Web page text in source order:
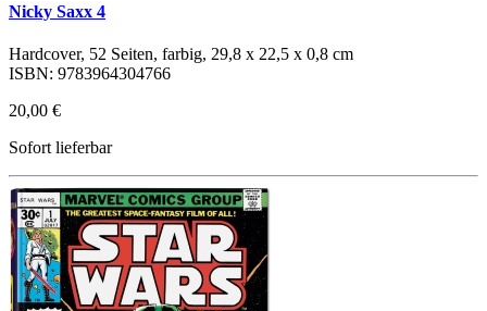
Nicky Saxx 4
Hardcover, 52 Seiten, farbig, 29,8 x 22,5 x 0,8 cm
ISBN: 9783964304766
20,00 €
Sofort lieferbar